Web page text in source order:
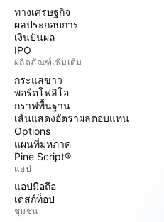
ทางเศรษฐกิจ
ผลประกอบการ
เงินปันผล
IPO
ผลิตภัณฑ์เพิ่มเติม
กระแสข่าว
พอร์ตโฟลิโอ
กราฟพื้นฐาน
เส้นแสดงอัตราผลตอบแทน
Options
แผนที่มหภาค
Pine Script®
แอป
แอปมือถือ
เดสก์ท็อป
ชุมชน